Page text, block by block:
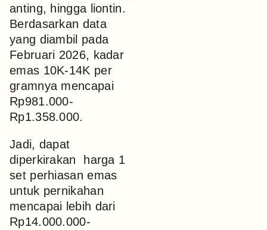
anting, hingga liontin.
Berdasarkan data
yang diambil pada
Februari 2026, kadar
emas 10K-14K per
gramnya mencapai
Rp981.000-
Rp1.358.000.
Jadi, dapat
diperkirakan harga 1
set perhiasan emas
untuk pernikahan
mencapai lebih dari
Rp14.000.000-